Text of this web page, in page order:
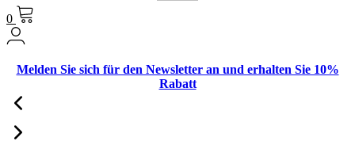
0
Melden Sie sich für den Newsletter an und erhalten Sie 10%
Rabatt